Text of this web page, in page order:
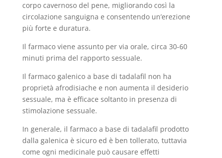
corpo cavernoso del pene, migliorando così la
circolazione sanguigna e consentendo un’erezione
più forte e duratura.
Il farmaco viene assunto per via orale, circa 30-60
minuti prima del rapporto sessuale.
Il farmaco galenico a base di tadalafil non ha
proprietà afrodisiache e non aumenta il desiderio
sessuale, ma è efficace soltanto in presenza di
stimolazione sessuale.
In generale, il farmaco a base di tadalafil prodotto
dalla galenica è sicuro ed è ben tollerato, tuttavia
come ogni medicinale può causare effetti